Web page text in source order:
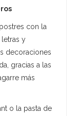
con la
y
decoraciones
gracias a las
más
o la pasta de